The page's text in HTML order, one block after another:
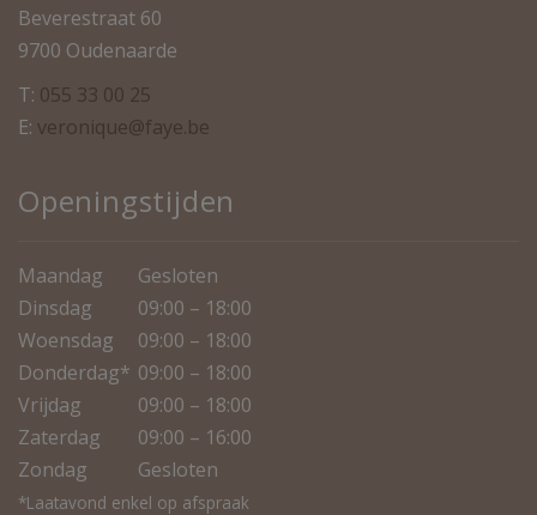
Beverestraat 60
9700 Oudenaarde
T: 055 33 00 25
E: veronique@faye.be
Openingstijden
Maandag
Gesloten
Dinsdag
09:00 – 18:00
Woensdag
09:00 – 18:00
Donderdag* 09:00 – 18:00
Vrijdag
09:00 – 18:00
Zaterdag
09:00 – 16:00
Zondag
Gesloten
*Laatavond enkel op afspraak